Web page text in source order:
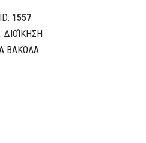
1557
ΔΙΟΊΚΗΣΗ
ΒΑΚΌΛΑ